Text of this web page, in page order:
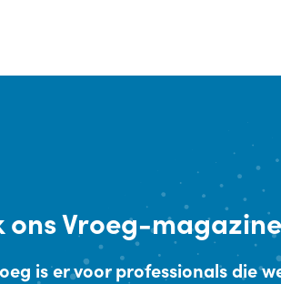
ons Vroeg-magazine
is er voor professionals die